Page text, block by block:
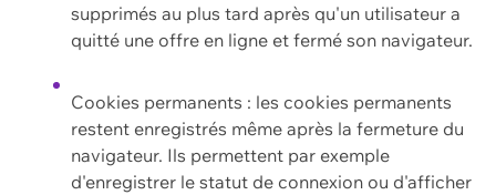
supprimés au plus tard après qu'un utilisateur a
quitté une offre en ligne et fermé son navigateur.
Cookies permanents : les cookies permanents
restent enregistrés même après la fermeture du
navigateur. Ils permettent par exemple
d'enregistrer le statut de connexion ou d'afficher